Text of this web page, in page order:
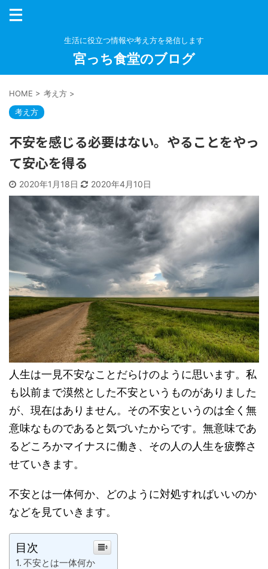
生活に役立つ情報や考え方を発信します
宮っち食堂のブログ
HOME > 考え方 >
考え方
不安を感じる必要はない。やることをやっ
て安心を得る
2020年1月18日 2020年4月10日
人生は一見不安なことだらけのように思います。私
も以前まで漠然とした不安というものがありました
が、現在はありません。その不安というのは全く無
意味なものであると気づいたからです。無意味であ
るどころかマイナスに働き、その人の人生を疲弊さ
せていきます。
不安とは一体何か、どのように対処すればいいのか
などを見ていきます。
目次
不安とは一体何か